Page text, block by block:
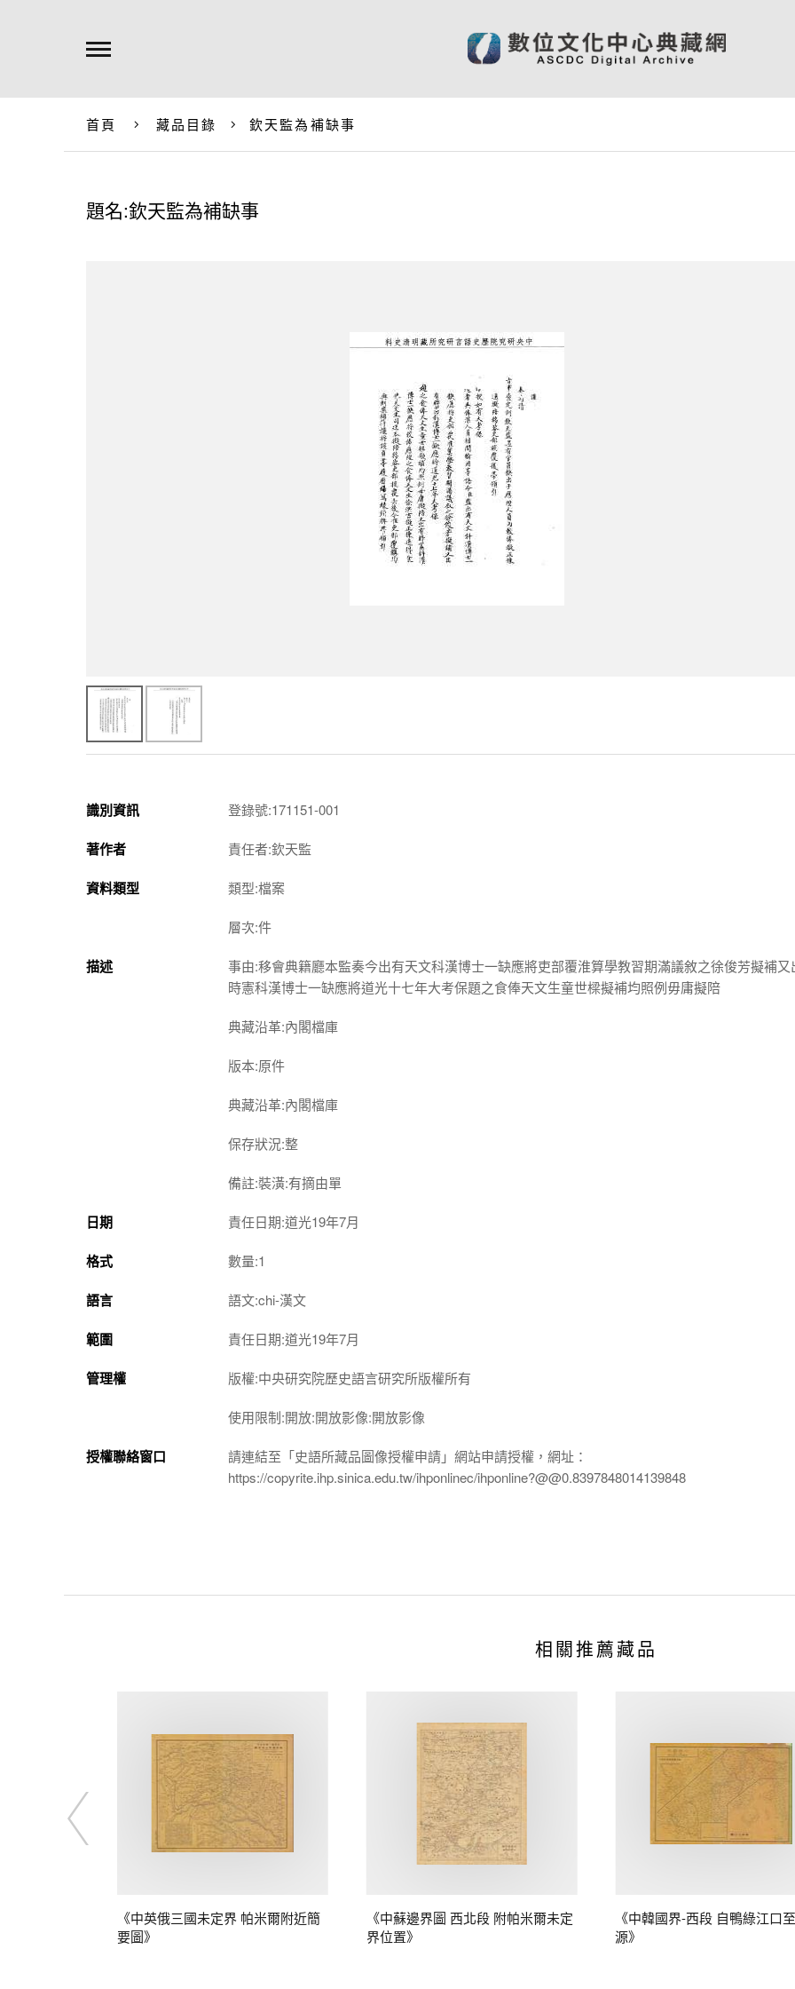
首頁 藏品目錄 欽天監為補缺事
題名:欽天監為補缺事
識別資訊 登錄號:171151-001
著作者 責任者:欽天監
資料類型 類型:檔案
層次:件
描述
事由:移會典籍廳本監奏今出有天文科漢博士一缺應將吏部覆淮算學教習期滿議敘之徐俊芳擬補又
時憲科漢博士一缺應將道光十七年大考保題之食俸天文生童世樑擬補均照例毋庸擬陪
典藏沿革:內閣檔庫
版本:原件
典藏沿革:內閣檔庫
保存狀況:整
備註:裝潢:有摘由單
日期 責任日期:道光19年7月
格式 數量:1
語言 語文:chi-漢文
範圍 責任日期:道光19年7月
管理權 版權:中央研究院歷史語言研究所版權所有
使用限制:開放:開放影像:開放影像
授權聯絡窗口
請連結至「史語所藏品圖像授權申請」網站申請授權，網址：
https://copyrite.ihp.sinica.edu.tw/ihponlinec/ihponline?@@0.8397848014139848
相關推薦藏品
《中英俄三國未定界 帕米爾附近簡
要圖》
《中蘇邊界圖 西北段 附帕米爾未定
界位置》
《中韓國界-西段 自鴨綠江口
源》